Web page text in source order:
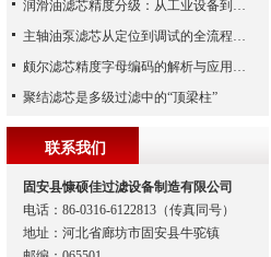
润滑油滤芯精度分级：从工业设备到精密系统的过滤密码
主轴油泵滤芯从定位到调试的全流程解析
颇尔滤芯精度字母编码的解析与应用指南
聚结滤芯是多级过滤中的“顶梁柱”
联系我们
固安县慷硕佳过滤设备制造有限公司
电话：86-0316-6122813（传真同号）
地址：河北省廊坊市固安县牛驼镇